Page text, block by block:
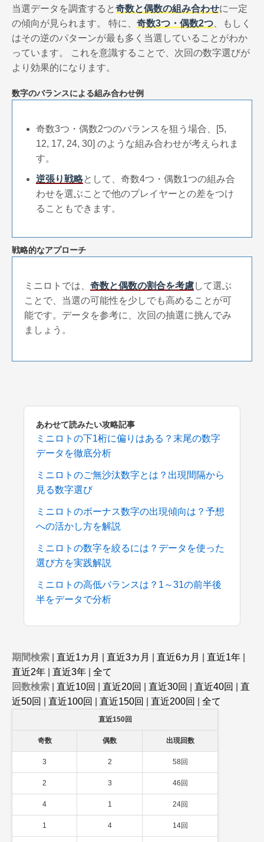
当選データを調査すると奇数と偶数の組み合わせに一定
の傾向が見られます。 特に、 奇数3つ・偶数2つ 、もしく
はその逆のパターンが最も多く当選していることがわか
っています。 これを意識することで、次回の数字選びが
より効果的になります。
数字のバランスによる組み合わせ例
奇数3つ・偶数2つのバランスを狙う場合、[5,
12, 17, 24, 30] のような組み合わせが考えられま
す。
逆張り戦略として、奇数4つ・偶数1つの組み合
わせを選ぶことで他のプレイヤーとの差をつけ
ることもできます。
戦略的なアプローチ
ミニロトでは、 奇数と偶数の割合を考慮して選ぶ
ことで、当選の可能性を少しでも高めることが可
能です。データを参考に、次回の抽選に挑んでみ
ましょう。
あわせて読みたい攻略記事
ミニロトの下1桁に偏りはある？末尾の数字
データを徹底分析
ミニロトのご無沙汰数字とは？出現間隔から
見る数字選び
ミニロトのボーナス数字の出現傾向は？予想
への活かし方を解説
ミニロトの数字を絞るには？データを使った
選び方を実践解説
ミニロトの高低バランスは？1～31の前半後
半をデータで分析
期間検索 直近1カ月 直近3カ月 直近6カ月 直近1年
直近2年
直近3年
全て
回数検索
直近10回 直近20回 直近30回 直近40回
直
近50回
直近100回 直近150回 直近200回 全て
直近150回
奇数 偶数 出現回数
3 2 58回
2 3 46回
4 1 24回
1 4 14回